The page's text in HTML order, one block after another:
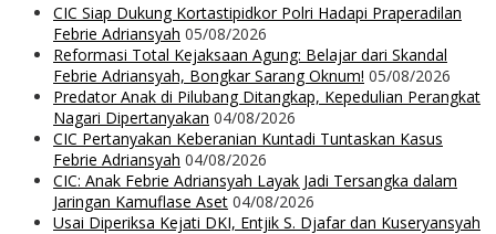
CIC Siap Dukung Kortastipidkor Polri Hadapi Praperadilan
Febrie Adriansyah 05/08/2026
Reformasi Total Kejaksaan Agung: Belajar dari Skandal
Febrie Adriansyah, Bongkar Sarang Oknum! 05/08/2026
Predator Anak di Pilubang Ditangkap, Kepedulian Perangkat
Nagari Dipertanyakan 04/08/2026
CIC Pertanyakan Keberanian Kuntadi Tuntaskan Kasus
Febrie Adriansyah 04/08/2026
CIC: Anak Febrie Adriansyah Layak Jadi Tersangka dalam
Jaringan Kamuflase Aset 04/08/2026
Usai Diperiksa Kejati DKI, Entjik S. Djafar dan Kuseryansyah